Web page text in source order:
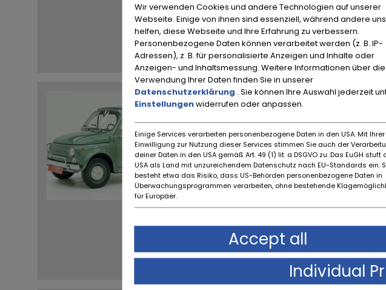
Messaggio
Finanziamento
powered bytarifcheck
Fiat 500L '70
91.478 KM
CAP / posizione:
9880 Aalter
Annuncio
EUR7.750
Messaggio
Finanziamento
powered by tarifcheck
Wir verwenden Cookies und andere Technologien auf unserer
Webseite. Einige von ihnen sind essenziell, während andere uns
helfen, diese Webseite und Ihre Erfahrung zu verbessern.
Personenbezogene Daten können verarbeitet werden (z. B. IP-
Adressen), z. B. für personalisierte Anzeigen und Inhalte oder
Anzeigen- und Inhaltsmessung. Weitere Informationen über die
Verwendung Ihrer Daten finden Sie in unserer
Datenschutzerklärung . Sie können Ihre Auswahl jederzeit
Einstellungenwiderrufen oder anpassen.
Einige Services verarbeiten personenbezogene Daten in den USA. Mit Ihrer
Einwilligung zur Nutzung dieser Services stimmen Sie auch der
deiner Daten in den USA gemäß Art. 49 (1) lit. a DSGVO zu. Das EuGH stuft
USA als Land mit unzureichendem Datenschutz nach EU-Standards ein.
besteht etwa das Risiko, dass US-Behörden personenbezogene Daten in
Überwachungsprogrammen verarbeiten, ohne bestehende
für Europäer.
Accept all
Individual